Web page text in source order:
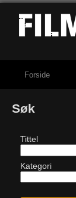
Forside
Søk
Tittel
Kategori